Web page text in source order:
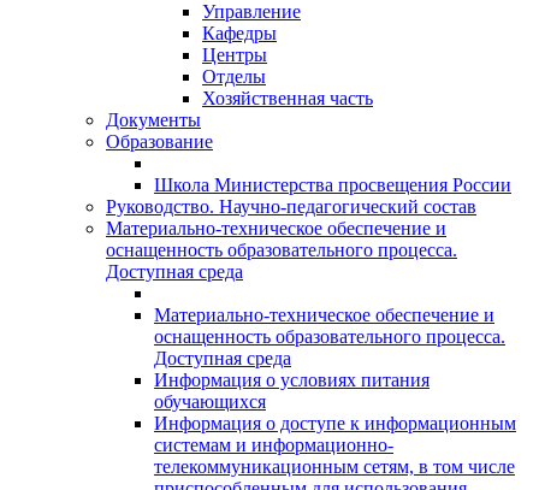
Управление
Кафедры
Центры
Отделы
Хозяйственная часть
Документы
Образование
Школа Министерства просвещения России
Руководство. Научно-педагогический состав
Материально-техническое обеспечение и
оснащенность образовательного процесса.
Доступная среда
Материально-техническое обеспечение и
оснащенность образовательного процесса.
Доступная среда
Информация о условиях питания
обучающихся
Информация о доступе к информационным
системам и информационно-
телекоммуникационным сетям, в том числе